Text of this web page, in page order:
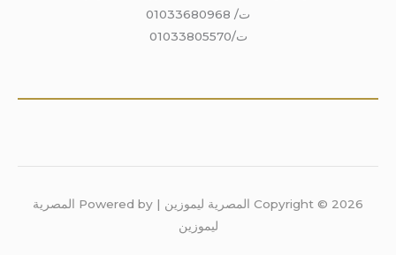
ت/ 01033680968
ت/01033805570
Copyright © 2026 المصرية ليموزين | Powered by المصرية
ليموزين